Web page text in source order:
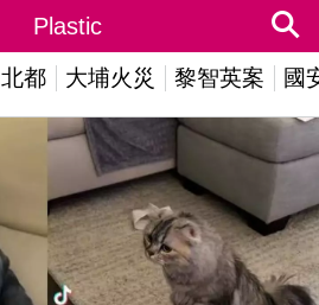
北都 大埔火災 黎智英案 國
Plastic